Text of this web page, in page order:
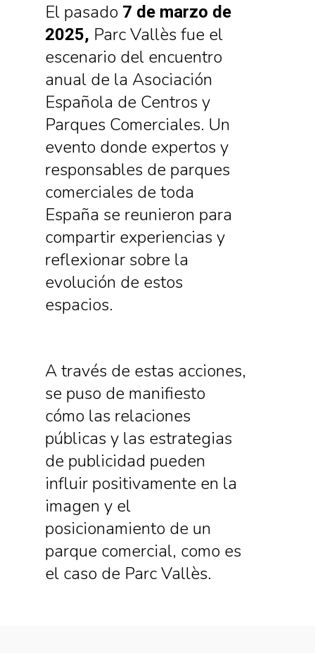
El pasado 7 de marzo de
2025, Parc Vallès fue el
escenario del encuentro
anual de la Asociación
Española de Centros y
Parques Comerciales. Un
evento donde expertos y
responsables de parques
comerciales de toda
España se reunieron para
compartir experiencias y
reflexionar sobre la
evolución de estos
espacios.
A través de estas acciones,
se puso de manifiesto
cómo las relaciones
públicas y las estrategias
de publicidad pueden
influir positivamente en la
imagen y el
posicionamiento de un
parque comercial, como es
el caso de Parc Vallès.